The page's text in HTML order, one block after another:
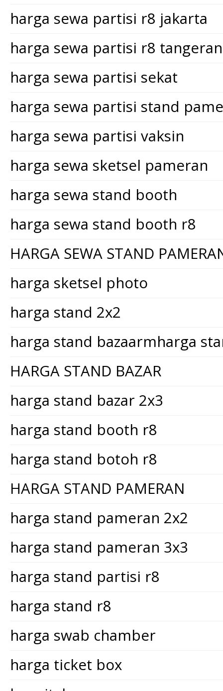
harga sewa partisi r8 jakarta
harga sewa partisi r8
harga sewa partisi sekat
harga sewa partisi stand
harga sewa partisi vaksin
harga sewa sketsel pameran
harga sewa stand booth
harga sewa stand booth r8
HARGA SEWA STAND
harga sketsel photo
harga stand 2x2
harga stand bazaarmharga
HARGA STAND BAZAR
harga stand bazar 2x3
harga stand booth r8
harga stand botoh r8
HARGA STAND PAMERAN
harga stand pameran 2x2
harga stand pameran 3x3
harga stand partisi r8
harga stand r8
harga swab chamber
harga ticket box